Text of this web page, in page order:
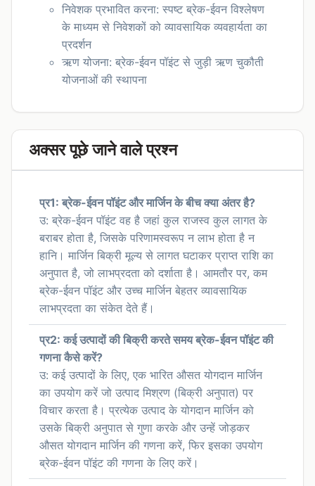
निवेशक प्रभावित करना: स्पष्ट ब्रेक-ईवन विश्लेषण
के माध्यम से निवेशकों को व्यावसायिक व्यवहार्यता का
प्रदर्शन
ऋण योजना: ब्रेक-ईवन पॉइंट से जुड़ी ऋण चुकौती
योजनाओं की स्थापना
अक्सर पूछे जाने वाले प्रश्न
प्र1: ब्रेक-ईवन पॉइंट और मार्जिन के बीच क्या अंतर है?
उ: ब्रेक-ईवन पॉइंट वह है जहां कुल राजस्व कुल लागत के
बराबर होता है, जिसके परिणामस्वरूप न लाभ होता है न
हानि। मार्जिन बिक्री मूल्य से लागत घटाकर प्राप्त राशि का
अनुपात है, जो लाभप्रदता को दर्शाता है। आमतौर पर, कम
ब्रेक-ईवन पॉइंट और उच्च मार्जिन बेहतर व्यावसायिक
लाभप्रदता का संकेत देते हैं।
प्र2: कई उत्पादों की बिक्री करते समय ब्रेक-ईवन पॉइंट की
गणना कैसे करें?
उ: कई उत्पादों के लिए, एक भारित औसत योगदान मार्जिन
का उपयोग करें जो उत्पाद मिश्रण (बिक्री अनुपात) पर
विचार करता है। प्रत्येक उत्पाद के योगदान मार्जिन को
उसके बिक्री अनुपात से गुणा करके और उन्हें जोड़कर
औसत योगदान मार्जिन की गणना करें, फिर इसका उपयोग
ब्रेक-ईवन पॉइंट की गणना के लिए करें।